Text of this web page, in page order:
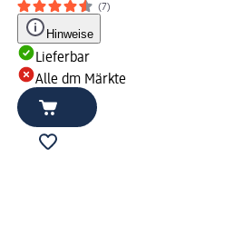
(7)
Hinweise
Lieferbar
Alle dm Märkte